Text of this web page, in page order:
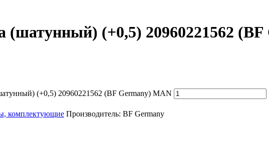
(+0,5) 20960221562
(+0,5) 20960221562 (BF Germany) MAN
комплектующие Производитель: BF Germany